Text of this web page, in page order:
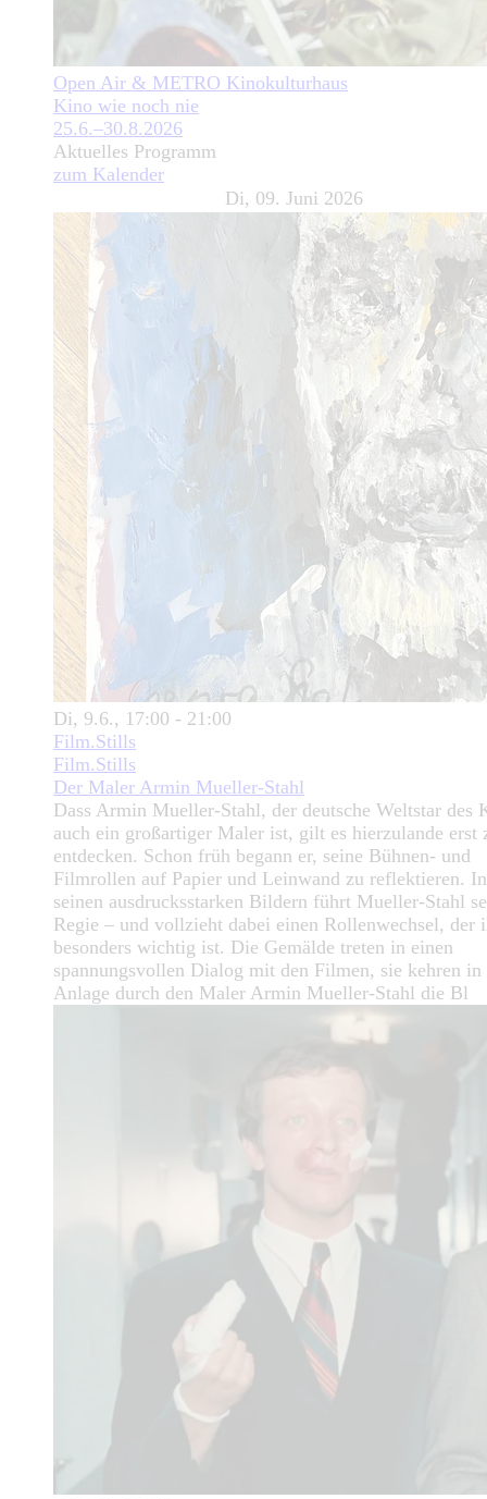
Open Air & METRO Kinokulturhaus
Kino wie noch nie
25.6.–30.8.2026
Aktuelles Programm
zum Kalender
Di, 09. Juni 2026
Di, 9.6., 17:00 - 21:00
Film.Stills
Film.Stills
Der Maler Armin Mueller-Stahl
Dass Armin Mueller-Stahl, der deutsche Weltstar des
auch ein großartiger Maler ist, gilt es hierzulande erst
entdecken. Schon früh begann er, seine Bühnen- und
Filmrollen auf Papier und Leinwand zu reflektieren. In
seinen ausdrucksstarken Bildern führt Mueller-Stahl
Regie – und vollzieht dabei einen Rollenwechsel, der
besonders wichtig ist. Die Gemälde treten in einen
spannungsvollen Dialog mit den Filmen, sie kehren
Anlage durch den Maler Armin Mueller-Stahl die Bl